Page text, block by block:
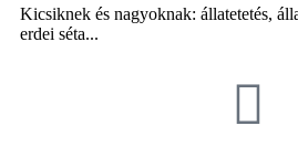
Kicsiknek és nagyoknak: állatetetés,
erdei séta...